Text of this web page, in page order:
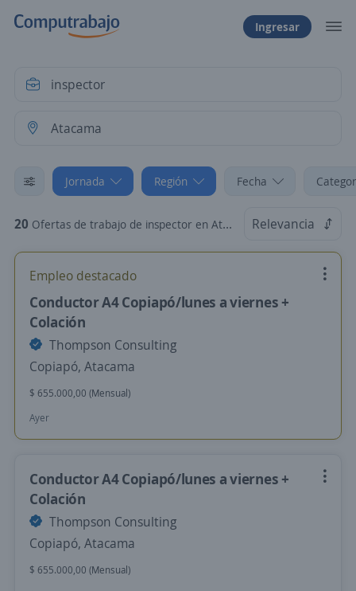
Ingresar
Jornada Región Fecha
20 Ofertas de trabajo de inspector en Atacama: Jornada de 44 horas semanales Relevancia
Empleo destacado
Conductor A4 Copiapó/lunes a viernes +
Colación
Thompson Consulting
Copiapó, Atacama
$ 655.000,00 (Mensual)
Ayer
Conductor A4 Copiapó/lunes a viernes +
Colación
Thompson Consulting
Copiapó, Atacama
$ 655.000,00 (Mensual)